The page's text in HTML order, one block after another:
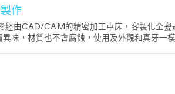
作
經由CAD/CAM的精密加工車床，客製化全瓷
味，材質也不會腐蝕，使用及外觀和真牙一模